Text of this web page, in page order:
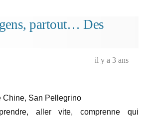
partout… Des
il y a 3 ans
Chine, San Pellegrino
aller vite, comprenne qui